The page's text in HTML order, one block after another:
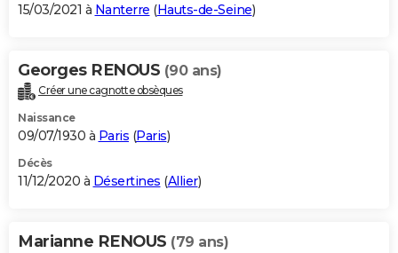
15/03/2021 à Nanterre (Hauts-de-Seine)
Georges RENOUS (90 ans)
Créer une cagnotte obsèques
Naissance
09/07/1930 à Paris (Paris)
Décès
11/12/2020 à Désertines (Allier)
Marianne RENOUS (79 ans)